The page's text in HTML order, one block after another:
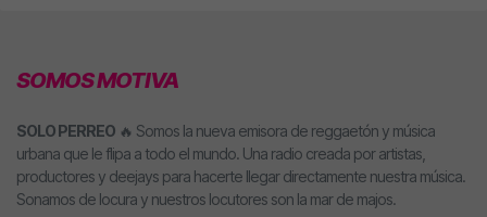
SOMOS MOTIVA
SOLO PERREO 🔥 Somos la nueva emisora de reggaetón y música
urbana que le flipa a todo el mundo. Una radio creada por artistas,
productores y deejays para hacerte llegar directamente nuestra música.
Sonamos de locura y nuestros locutores son la mar de majos.